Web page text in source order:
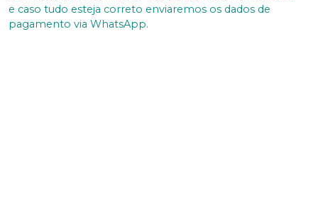
e caso tudo esteja correto enviaremos os dados de
pagamento via WhatsApp.